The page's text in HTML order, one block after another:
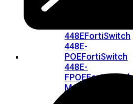
448EFortiSwitch
448E-
POEFortiSwitch
448E-
FPOEFortiSwitch
M426E-